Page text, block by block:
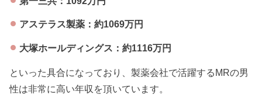
アステラス製薬：約1069万円
大塚ホールディングス：約1116万円
といった具合になっており、製薬会社で活躍するMRの男
性は非常に高い年収を頂いています。